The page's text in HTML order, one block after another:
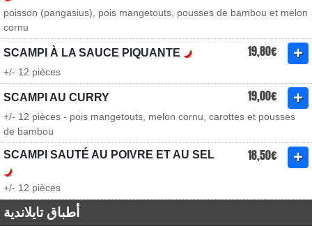
poisson (pangasius), pois mangetouts, pousses de bambou et melon
cornu
SCAMPI À LA SAUCE PIQUANTE 19,80€
+/- 12 pièces
SCAMPI AU CURRY 19,00€
+/- 12 pièces - pois mangetouts, melon cornu, carottes et pousses
de bambou
SCAMPI SAUTÉ AU POIVRE ET AU SEL 18,50€
+/- 12 pièces
أطباق تايلاندية